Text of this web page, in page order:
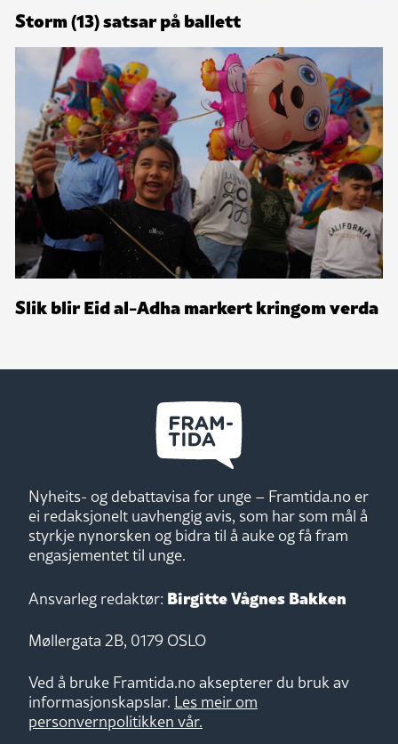
Storm (13) satsar på ballett
Slik blir Eid al-Adha markert kringom verda
Nyheits- og debattavisa for unge – Framtida.no er
ei redaksjonelt uavhengig avis, som har som mål å
styrkje nynorsken og bidra til å auke og få fram
engasjementet til unge.
Ansvarleg redaktør: Birgitte Vågnes Bakken
Møllergata 2B, 0179 OSLO
Ved å bruke Framtida.no aksepterer du bruk av
informasjonskapslar. Les meir om
personvernpolitikken vår.